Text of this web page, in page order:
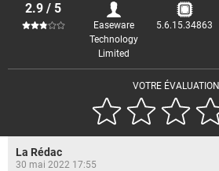
VOTRE ÉVALUATION
2.9 / 5
Easeware
Technology
Limited
5.6.15.34863
La Rédac
30 mai 2022 17:55